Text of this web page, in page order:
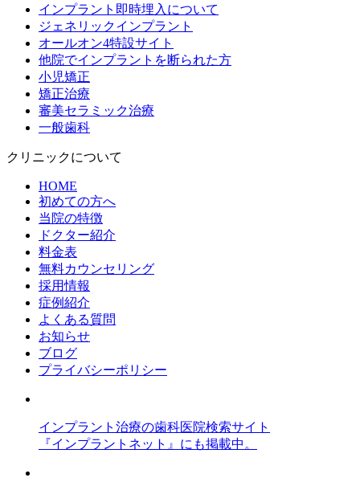
インプラント即時埋入について
ジェネリックインプラント
オールオン4特設サイト
他院でインプラントを断られた方
小児矯正
矯正治療
審美セラミック治療
一般歯科
クリニックについて
HOME
初めての方へ
当院の特徴
ドクター紹介
料金表
無料カウンセリング
採用情報
症例紹介
よくある質問
お知らせ
ブログ
プライバシーポリシー
インプラント治療の歯科医院検索サイト
『インプラントネット』にも掲載中。